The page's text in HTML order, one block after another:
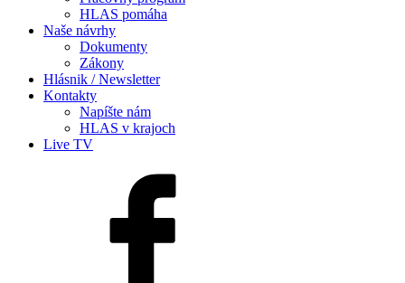
HLAS pomáha
Naše návrhy
Dokumenty
Zákony
Hlásnik / Newsletter
Kontakty
Napíšte nám
HLAS v krajoch
Live TV